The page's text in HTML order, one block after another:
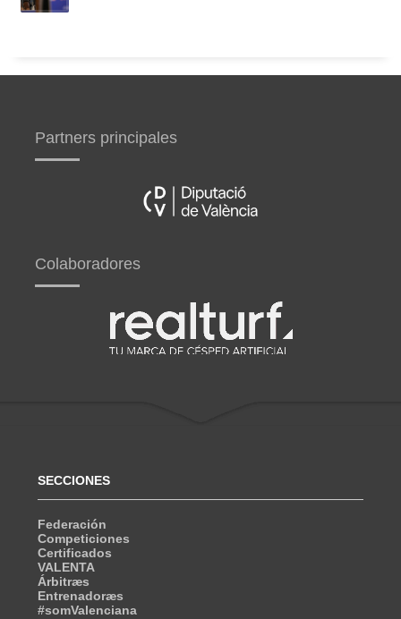
Partners principales
Colaboradores
SECCIONES
Federación
Competiciones
Certificados
VALENTA
Árbitræs
Entrenadoræs
#somValenciana